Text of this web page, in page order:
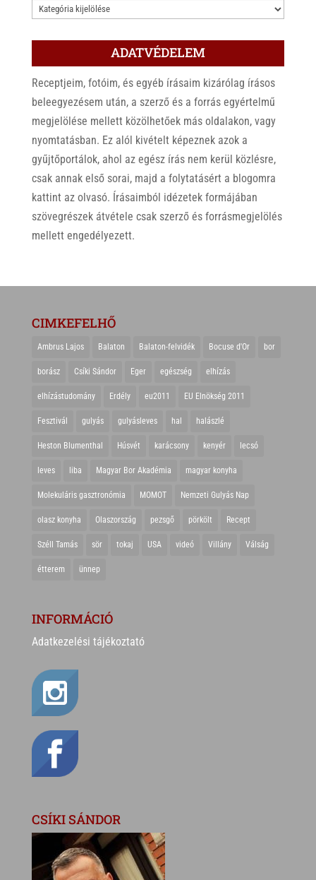
KATEGÓRIÁK
ADATVÉDELEM
Receptjeim, fotóim, és egyéb írásaim kizárólag írásos
beleegyezésem után, a szerző és a forrás egyértelmű
megjelölése mellett közölhetőek más oldalakon, vagy
nyomtatásban. Ez alól kivételt képeznek azok a
gyűjtőportálok, ahol az egész írás nem kerül közlésre,
csak annak első sorai, majd a folytatásért a blogomra
kattint az olvasó. Írásaimból idézetek formájában
szövegrészek átvétele csak szerző és forrásmegjelölés
mellett engedélyezett.
CIMKEFELHŐ
Ambrus Lajos Balaton Balaton-felvidék Bocuse d'Or bor
borász Csíki Sándor Eger egészség elhízás
elhízástudomány Erdély eu2011 EU Elnökség 2011
Fesztivál gulyás gulyásleves hal halászlé
Heston Blumenthal Húsvét karácsony kenyér lecsó
leves liba Magyar Bor Akadémia magyar konyha
Molekuláris gasztronómia MOMOT Nemzeti Gulyás Nap
olasz konyha Olaszország pezsgő pörkölt Recept
Széll Tamás sör tokaj USA videó Villány Válság
étterem ünnep
INFORMÁCIÓ
Adatkezelési tájékoztató
CSÍKI SÁNDOR